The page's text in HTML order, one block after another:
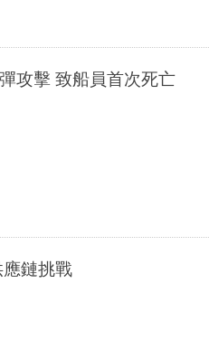
攻擊 致船員首次死亡
鏈挑戰